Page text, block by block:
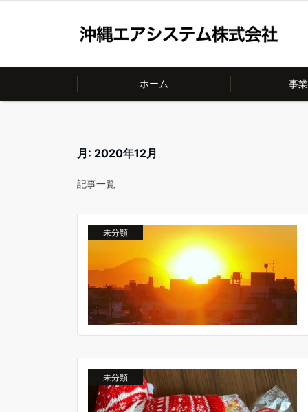
ホーム 事
月: 2020年12月
記事一覧
未分類
未分類